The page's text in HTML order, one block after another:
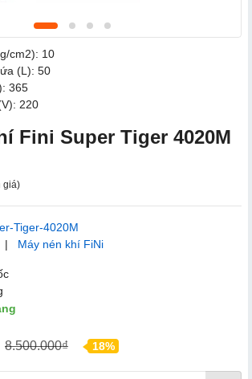
cm2): 10
(L): 50
365
220
Fini Super Tiger 4020M
giá)
Tiger-4020M
| Máy nén khí FiNi
8.500.000₫ 18%